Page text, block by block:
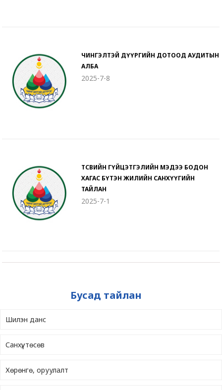
ЧИНГЭЛТЭЙ ДҮҮРГИЙН ДОТООД АУДИТЫН
АЛБА
2025-7-8
ТӨСВИЙН ГҮЙЦЭТГЭЛИЙН МЭДЭЭ БОДОН
ХАГАС БҮТЭН ЖИЛИЙН САНХҮҮГИЙН
ТАЙЛАН
2025-7-1
Бусад тайлан
Шилэн данс
Санхүү, төсөв
Хөрөнгө, оруулалт